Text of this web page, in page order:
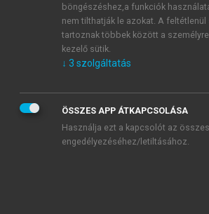
Általános vásárlási feltételeket,
mersz.huoldalak licencszerződéseiben
tudomásul veszem és elfogadom.
KIPRÓBÁLOM
böngészéshez,a funkciók
nem tilthatják le azokat. A
tartoznak többek között a
kezelő sütik.
↓ 3 szolgáltatás
ÖSSZES APP ÁTKAPCSOLÁSA
Használja ezt a kapcsolót az
engedélyezéséhez/letiltásához.